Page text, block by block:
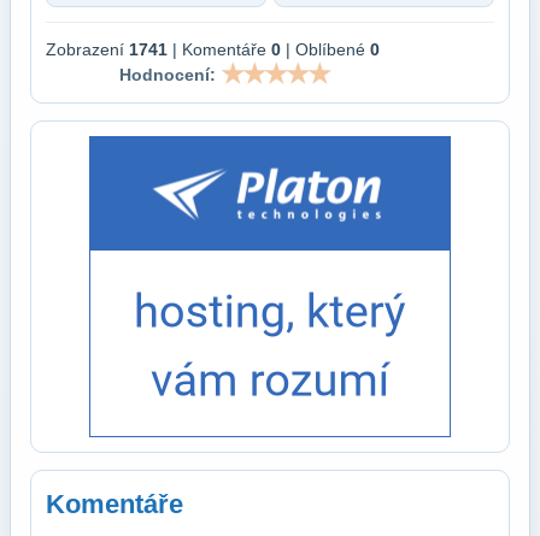
Zobrazení 1741 | Komentáře 0 | Oblíbené 0
Hodnocení:
Komentáře